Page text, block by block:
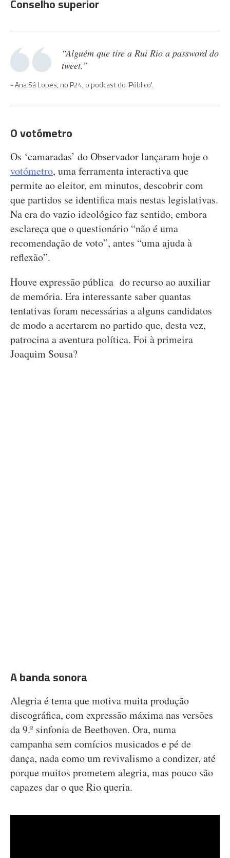
Conselho superior
“Alguém que tire a Rui Rio a password do
tweet.”
Ana Sá Lopes, no P24, o podcast do 'Público'.
O votómetro
Os ‘camaradas’ do Observador lançaram hoje o
votómetro, uma ferramenta interactiva que
permite ao eleitor, em minutos, descobrir com
que partidos se identifica mais nestas legislativas.
Na era do vazio ideológico faz sentido, embora
esclareça que o questionário “não é uma
recomendação de voto”, antes “uma ajuda à
reflexão”.
Houve expressão pública do recurso ao auxiliar
de memória. Era interessante saber quantas
tentativas foram necessárias a alguns candidatos
de modo a acertarem no partido que, desta vez,
patrocina a aventura política. Foi à primeira
Joaquim Sousa?
A banda sonora
Alegria é tema que motiva muita produção
discográfica, com expressão máxima nas versões
da 9.ª sinfonia de Beethoven. Ora, numa
campanha sem comícios musicados e pé de
dança, nada como um revivalismo a condizer, até
porque muitos prometem alegria, mas pouco são
capazes dar o que Rio queria.